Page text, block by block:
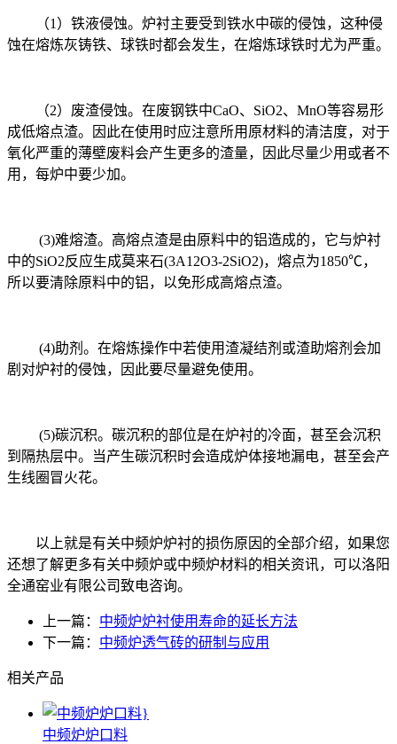
（1 ）铁液侵蚀。炉衬主要受到铁水中碳的侵蚀，这种侵
蚀在熔炼灰铸铁、球铁时都会发生，在熔炼球铁时尤为严重。
（2）废渣侵蚀。在废钢铁中CaO、 SiO2、 MnO等容易形
成低熔点渣。因此在使用时应注意所用原材料的清洁度，对于
氧化严重的薄壁废料会产生更多的渣量，因此尽量少用或者不
用，每炉中要少加。
(3)难熔渣。高熔点渣是由原料中的铝造成的，它与炉衬
中的SiO2反应生成莫来石(3A12O3-2SiO2)，熔点为1850℃，
所以要清除原料中的铝，以免形成高熔点渣。
(4)助剂。在熔炼操作中若使用渣凝结剂或渣助熔剂会加
剧对炉衬的侵蚀，因此要尽量避免使用。
(5)碳沉积。碳沉积的部位是在炉衬的冷面，甚至会沉积
到隔热层中。当产生碳沉积时会造成炉体接地漏电，甚至会产
生线圈冒火花。
以上就是有关中频炉炉衬的损伤原因的全部介绍，如果您
还想了解更多有关中频炉或中频炉材料的相关资讯，可以洛阳
全通窑业有限公司致电咨询。
上一篇： 中频炉炉衬使用寿命的延长方法
下一篇： 中频炉透气砖的研制与应用
相关产品
中频炉炉口料